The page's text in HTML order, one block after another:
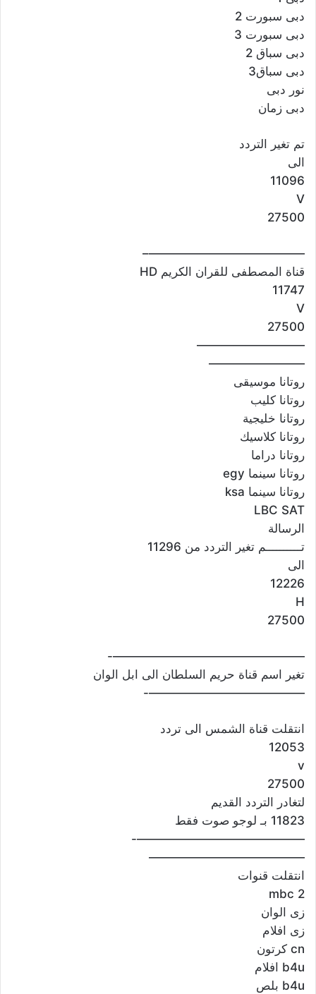
دبى سبورت 2
دبى سبورت 3
دبى سباق 2
دبى سباق3
نور دبى
دبى زمان
تم تغير التردد
الى
11096
V
27500
—————————————–
قناة المصطفى للقران الكريم HD
11747
V
27500
—————————
————————
روتانا موسيقى
روتانا كليب
روتانا خليجية
روتانا كلاسيك
روتانا دراما
روتانا سينما egy
روتانا سينما ksa
LBC SAT
الرسالة
تــــــــــم تغير التردد من 11296
الى
12226
H
27500
————————————————-
تغير اسم قناة حريم السلطان الى ابل الوان
—————————————-
انتقلت قناة الشمس الى تردد
12053
v
27500
لتغادر التردد القديم
11823 بـ لوجو صوت فقط
——————————————-
—————————————
انتقلت قنوات
mbc 2
زى الوان
زى افلام
cn كرتون
b4u افلام
b4u بلص